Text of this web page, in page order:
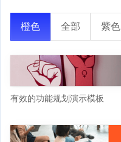
橙色 全部 紫色
有效的功能规划演示模板